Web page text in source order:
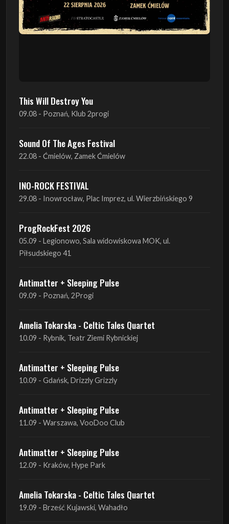
Sound Of The Ages Festival
22.08 - Ćmielów, Zamek Ćmielów
INO-ROCK FESTIVAL
29.08 - Inowrocław, Plac Imprez, ul. Wierzbińskiego 9
ProgRockFest 2026
Antimatter + Sleeping Pulse
09.09 - Poznań, 2Progi
Amelia Tokarska - Celtic Tales Quartet
10.09 - Rybnik, Teatr Ziemi Rybnickiej
Antimatter + Sleeping Pulse
Antimatter + Sleeping Pulse
11.09 - Warszawa, VooDoo Club
Antimatter + Sleeping Pulse
12.09 - Kraków, Hype Park
Amelia Tokarska - Celtic Tales Quartet
19.09 - Brześć Kujawski, Wahadło
Liquid Shadows
19.09 - Kościan, Kościańskim Ośrodku Kultury